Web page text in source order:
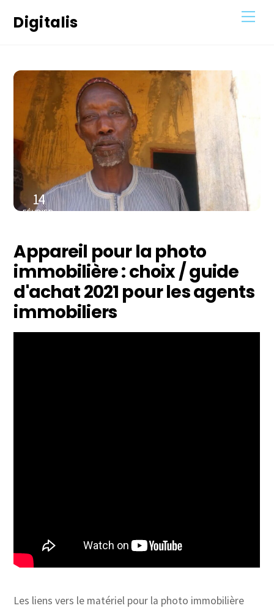
Digitalis
14
FÉVRIER
Appareil pour la photo
immobilière : choix / guide
d'achat 2021 pour les agents
immobiliers
Les liens vers le matériel pour la photo immobilière